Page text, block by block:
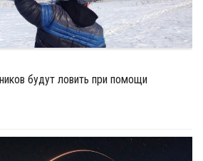
будут ловить при помощи